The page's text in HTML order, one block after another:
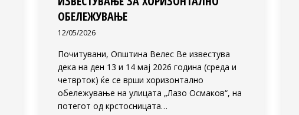
ОБЕЛЕЖУВАЊЕ
12/05/2026
Почитувани, Општина Велес Ве известува
дека на ден 13 и 14 мај 2026 година (среда и
четврток) ќе се врши хоризонтално
обележување на улицата „Лазо Осмаков“, на
потегот од крстосницата…